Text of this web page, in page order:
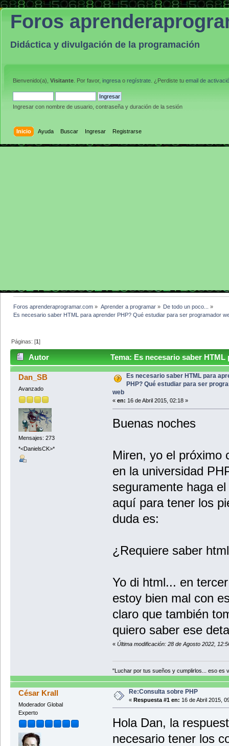
Foros
Didáctica y divulgación de la programación
Bienvenido(a), Visitante . Por favor, ingresa o regístrate . ¿Perdiste tu email de
Ingresar con nombre de usuario, contraseña y duración de la sesión
Inicio Ayuda Buscar Ingresar Registrarse
Foros aprenderaprogramar.com » Aprender a programar» De todo un poco...
»
Es necesario saber HTML para aprender PHP? Qué estudiar para ser programador
Páginas: [1]
Autor
Tema: Es necesario saber
programador web (Leído 9837 veces)
Dan_SB
Avanzado
Mensajes: 273
*<DanielsCK>*
Es necesario saber HTML para
PHP? Qué estudiar para ser
web
« en: 16 de Abril 2015, 02:18 »
Buenas noches
Miren, yo el próximo
en la universidad
seguramente haga
aquí para tener los
duda es:
¿Requiere saber
Yo di html... en
estoy bien mal con
claro que también
quiero saber ese
« Última modificación: 28 de Agosto 2022,
"Luchar por tus sueños y cumplirlos... eso es
César Krall
Moderador Global
Experto
Re:Consulta sobre PHP
« Respuesta #1 en: 16 de Abril 2015,
Hola Dan, la
necesario tener los